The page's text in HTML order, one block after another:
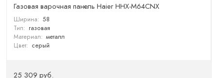
Газовая варочная панель Haier HHX-M64CNX
Ширина: 58
Тип: газовая
Материал: металл
Цвет: серый
25 309 руб.